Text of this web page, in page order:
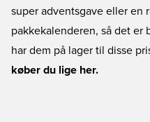
super adventsgave eller
pakkekalenderen, så det er
har dem på lager til disse
køber du lige her.